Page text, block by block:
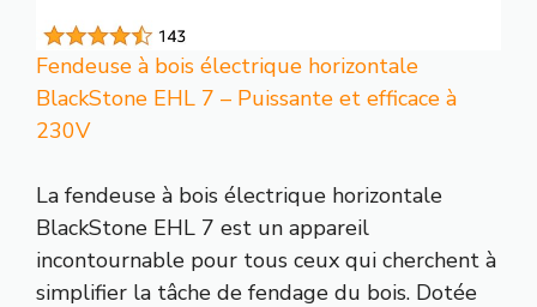
Fendeuse à bois électrique horizontale
BlackStone EHL 7 – Puissante et efficace à
230V
La fendeuse à bois électrique horizontale
BlackStone EHL 7 est un appareil
incontournable pour tous ceux qui cherchent à
simplifier la tâche de fendage du bois. Dotée